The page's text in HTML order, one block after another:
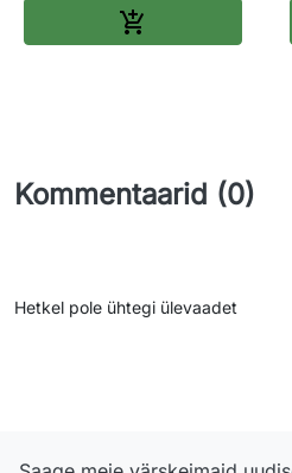

Kommentaarid (0)
Hetkel pole ühtegi ülevaadet